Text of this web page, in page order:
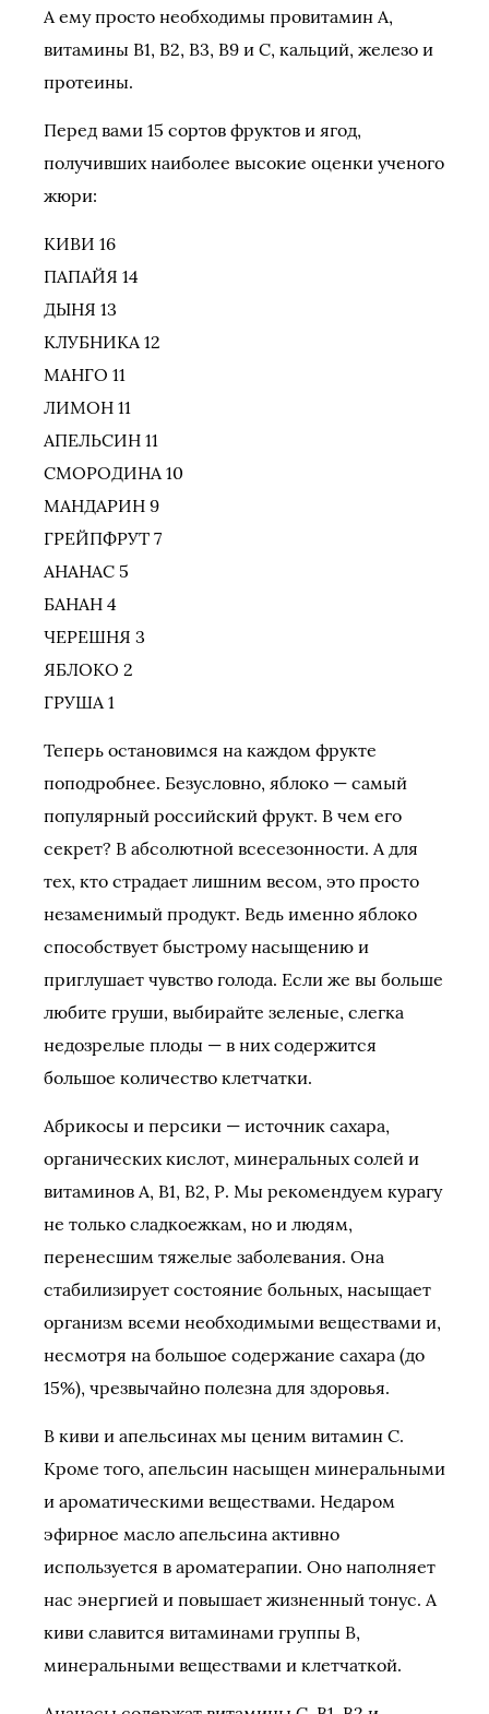
А ему просто необходимы провитамин А,
витамины В1, В2, В3, В9 и С, кальций, железо и
протеины.
Перед вами 15 сортов фруктов и ягод,
получивших наиболее высокие оценки ученого
жюри:
КИВИ 16
ПАПАЙЯ 14
ДЫНЯ 13
КЛУБНИКА 12
МАНГО 11
ЛИМОН 11
АПЕЛЬСИН 11
СМОРОДИНА 10
МАНДАРИН 9
ГРЕЙПФРУТ 7
АНАНАС 5
БАНАН 4
ЧЕРЕШНЯ 3
ЯБЛОКО 2
ГРУША 1
Теперь остановимся на каждом фрукте
поподробнее. Безусловно, яблоко — самый
популярный российский фрукт. В чем его
секрет? В абсолютной всесезонности. А для
тех, кто страдает лишним весом, это просто
незаменимый продукт. Ведь именно яблоко
способствует быстрому насыщению и
приглушает чувство голода. Если же вы больше
любите груши, выбирайте зеленые, слегка
недозрелые плоды — в них содержится
большое количество клетчатки.
Абрикосы и персики — источник сахара,
органических кислот, минеральных солей и
витаминов А, В1, В2, Р. Мы рекомендуем курагу
не только сладкоежкам, но и людям,
перенесшим тяжелые заболевания. Она
стабилизирует состояние больных, насыщает
организм всеми необходимыми веществами и,
несмотря на большое содержание сахара (до
15%), чрезвычайно полезна для здоровья.
В киви и апельсинах мы ценим витамин С.
Кроме того, апельсин насыщен минеральными
и ароматическими веществами. Недаром
эфирное масло апельсина активно
используется в ароматерапии. Оно наполняет
нас энергией и повышает жизненный тонус. А
киви славится витаминами группы В,
минеральными веществами и клетчаткой.